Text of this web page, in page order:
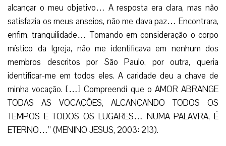
alcançar o meu objetivo… A resposta era clara, mas não
satisfazia os meus anseios, não me dava paz… Encontrara,
enfim, tranqüilidade… Tomando em consideração o corpo
místico da Igreja, não me identificava em nenhum dos
membros descritos por São Paulo, por outra, queria
identificar-me em todos eles. A caridade deu a chave de
minha vocação. […] Compreendi que o AMOR ABRANGE
TODAS AS VOCAÇÕES, ALCANÇANDO TODOS OS
TEMPOS E TODOS OS LUGARES… NUMA PALAVRA, É
ETERNO…” (MENINO JESUS, 2003: 213).